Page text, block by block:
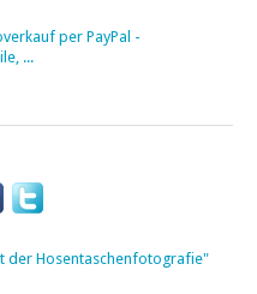
per PayPal -
...
der Hosentaschenfotografie"